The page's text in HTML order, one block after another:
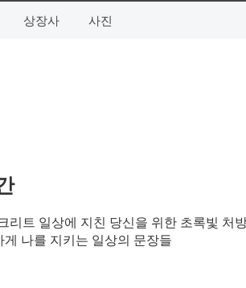
상장사 사진
리트 일상에 지친 당신을 위한 초록빛 처
나를 지키는 일상의 문장들